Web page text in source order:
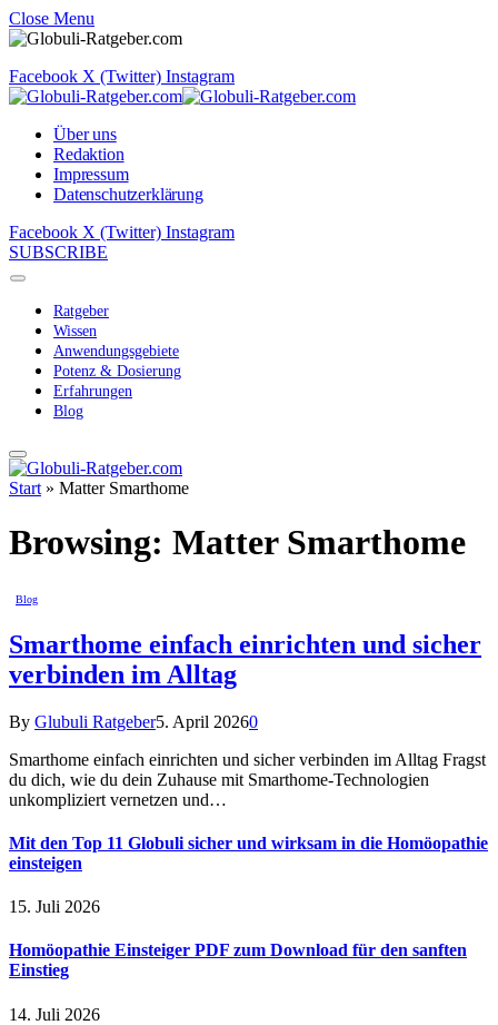
Close Menu
Facebook X (Twitter) Instagram
Über uns
Redaktion
Impressum
Datenschutzerklärung
Facebook X (Twitter) Instagram
SUBSCRIBE
Ratgeber
Wissen
Anwendungsgebiete
Potenz & Dosierung
Erfahrungen
Blog
Start » Matter Smarthome
Browsing: Matter Smarthome
Blog
Smarthome einfach einrichten und sicher
verbinden im Alltag
By Glubuli Ratgeber5. April 20260
Smarthome einfach einrichten und sicher verbinden im Alltag Fragst
du dich, wie du dein Zuhause mit Smarthome-Technologien
unkompliziert vernetzen und…
Mit den Top 11 Globuli sicher und wirksam in die Homöopathie
einsteigen
15. Juli 2026
Homöopathie Einsteiger PDF zum Download für den sanften
Einstieg
14. Juli 2026